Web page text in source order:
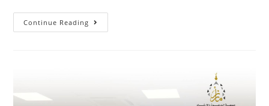
Continue Reading